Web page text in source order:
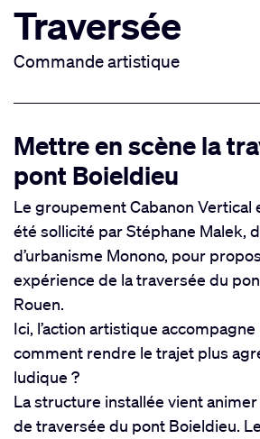
Mettre en scène la
pont Boieldieu
Le groupement Cabanon Vertical
été sollicité par Stéphane Malek,
d’urbanisme Monono, pour
expérience de la traversée du
Rouen.
Ici, l’action artistique
comment rendre le trajet plus
ludique ?
La structure installée vient
de traversée du pont Boieldieu.
Traversée
Commande artistique